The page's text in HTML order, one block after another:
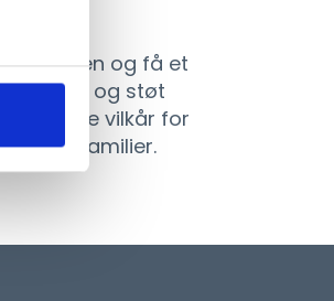
og få et
og støt
for bedre vilkår for
deres familier.